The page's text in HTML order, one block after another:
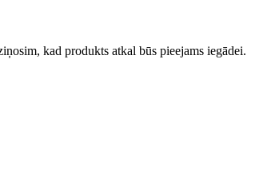
kad produkts atkal būs pieejams iegādei.